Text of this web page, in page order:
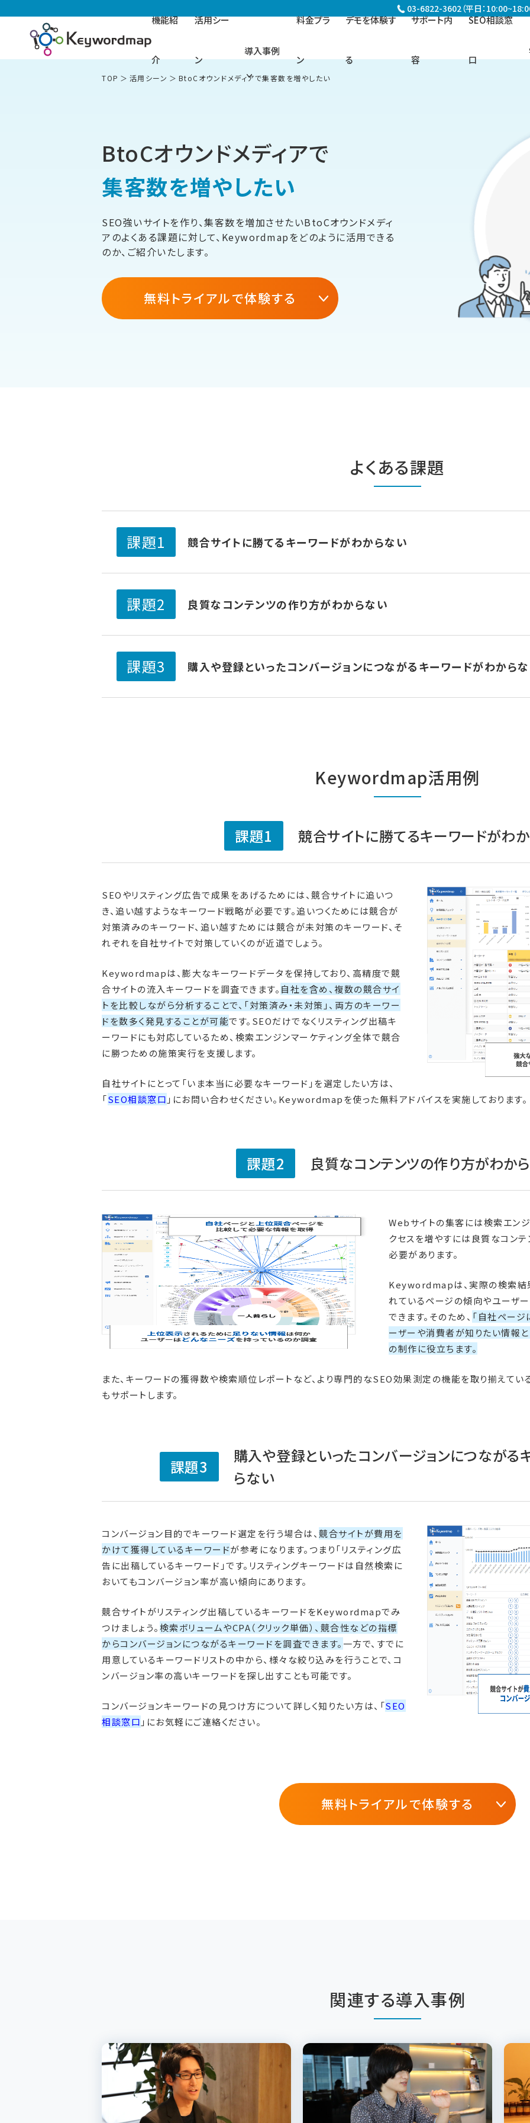
03-6822-3602（平日：
機能紹
介
活用シー
ン
導入事例
料金プラ
ン
デモを体験す
る
サポート内
容
SEO相談窓
口
TOP 活用シーン BtoCオウンドメディアで集客数を増やしたい
BtoCオウンドメディアで
集客数を増やしたい
SEO強いサイトを作り、集客数を増加させたいBtoCオウンドメディ
アのよくある課題に対して、Keywordmapをどのように活用できる
のか、ご紹介いたします。
無料トライアルで体験する
よくある課題
課題1 競合サイトに勝てるキーワードがわからない
課題2 良質なコンテンツの作り方がわからない
課題3 購入や登録といったコンバージョンにつながるキーワードがわから
Keywordmap活用例
課題1 競合サイトに勝てるキーワードがわ
SEOやリスティング広告で成果をあげるためには、競合サイトに追いつ
き、追い越すようなキーワード戦略が必要です。追いつくためには競合が
対策済みのキーワード、追い越すためには競合が未対策のキーワード、そ
れぞれを自社サイトで対策していくのが近道でしょう。
Keywordmapは、膨大なキーワードデータを保持しており、高精度で競
合サイトの流入キーワードを調査できます。 自社を含め、複数の競合サイ
トを比較しながら分析することで、「対策済み・未対策」、両方のキーワー
ドを数多く発見することが可能です。SEOだけでなくリスティング出稿キ
ーワードにも対応しているため、検索エンジンマーケティング全体で競合
に勝つための施策実行を支援します。
自社サイトにとって「いま本当に必要なキーワード」を選定したい方は、
「SEO相談窓口 」にお問い合わせください。Keywordmapを使った無料アドバイスを実施しております。
課題2 良質なコンテンツの作り方がわか
Webサイトの集客には検索エン
クセスを増やすには良質なコン
必要があります。
Keywordmapは、実際の検索結
れているページの傾向やユーザ
できます。そのため、 「自社ページ
ーザーや消費者が知りたい情報
の制作に役立ちます。
また、キーワードの獲得数や検索順位レポートなど、より専門的なSEO効果測定の機能を取り揃えて
もサポートします。
課題3
購入や登録といったコンバージョンにつながる
らない
コンバージョン目的でキーワード選定を行う場合は、 競合サイトが費用を
かけて獲得しているキーワードが参考になります。つまり「リスティング広
告に出稿しているキーワード」です。リスティングキーワードは自然検索に
おいてもコンバージョン率が高い傾向にあります。
競合サイトがリスティング出稿しているキーワードをKeywordmapでみ
つけましょう。検索ボリュームやCPA（クリック単価）、競合性などの指標
からコンバージョンにつながるキーワードを調査できます。 一方で、すでに
用意しているキーワードリストの中から、様々な絞り込みを行うことで、コ
ンバージョン率の高いキーワードを探し出すことも可能です。
コンバージョンキーワードの見つけ方について詳しく知りたい方は、「SEO
相談窓口 」にお気軽にご連絡ください。
無料トライアルで体験する
関連する導入事例